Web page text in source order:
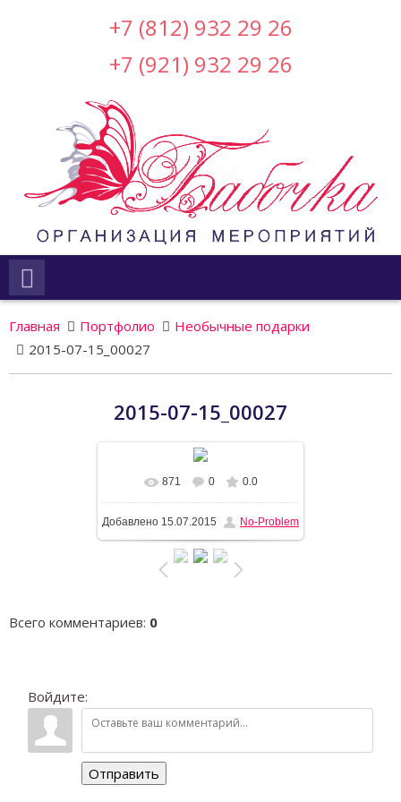
+7 (812) 932 29 26
+7 (921) 932 29 26
Главная Портфолио
Необычные подарки
2015-07-15_00027
2015-07-15_00027
В реальном размере 1196x768
335.2Kb
871 0 0.0
Добавлено 15.07.2015 No-Problem
Всего комментариев: 0
Войдите:
Отправить